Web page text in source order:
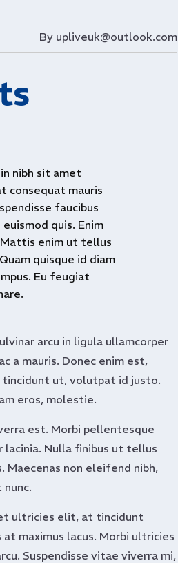
By upliveuk@outlook.com
nibh sit amet
consequat mauris
faucibus
quis. Enim
enim ut tellus
quisque id diam
Eu feugiat
arcu in ligula ullamcorper
a mauris. Donec enim est,
ut, volutpat id justo.
eros, molestie.
est. Morbi pellentesque
lacinia. Nulla finibus ut tellus
Maecenas non eleifend nibh,
nunc.
ultricies elit, at tincidunt
at maximus lacus. Morbi ultricies
Suspendisse vitae viverra mi,